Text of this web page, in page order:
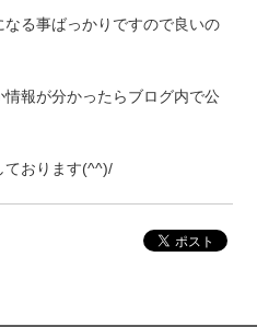
る事ばっかりですので良いの
報が分かったらブログ内で公
ております(^^)/